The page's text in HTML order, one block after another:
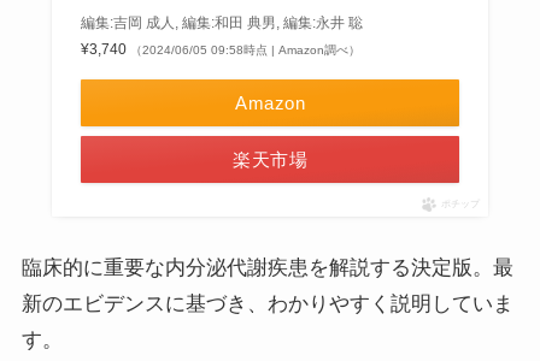
編集:吉岡 成人, 編集:和田 典男, 編集:永井 聡
¥3,740
（2024/06/05 09:58時点 | Amazon調べ）
Amazon
楽天市場
ポチップ
臨床的に重要な内分泌代謝疾患を解説する決定版。最
新のエビデンスに基づき、わかりやすく説明していま
す。